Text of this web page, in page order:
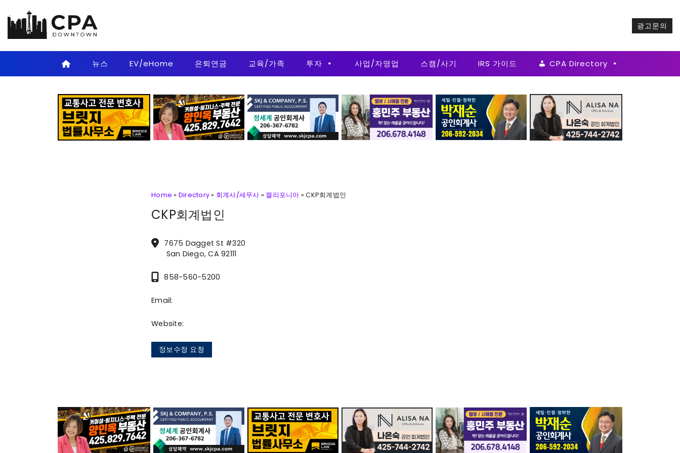
광고문의
뉴스 EV/eHome 은퇴연금 교육/가족 투자 사업/자영업 스캠/사기 IRS 가이드 CPA Directory
Home » Directory » 회계사/세무사 » 캘리포니아 »CKP회계법인
CKP회계법인
7675 Dagget St #320
San Diego, CA 92111
858-560-5200
Email:
Website:
정보수정 요청